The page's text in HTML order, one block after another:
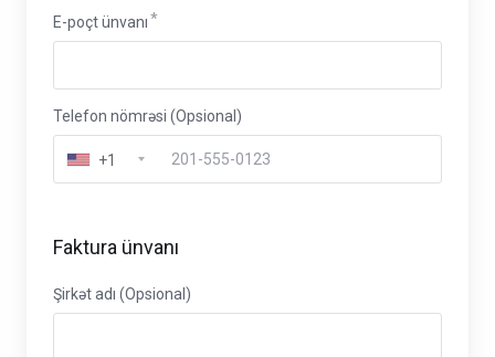
E-poçt ünvanı
Telefon nömrəsi (Opsional)
+1
Faktura ünvanı
Şirkət adı (Opsional)